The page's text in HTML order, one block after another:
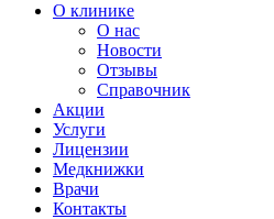
О клинике
О нас
Новости
Отзывы
Справочник
Акции
Услуги
Лицензии
Медкнижки
Врачи
Контакты